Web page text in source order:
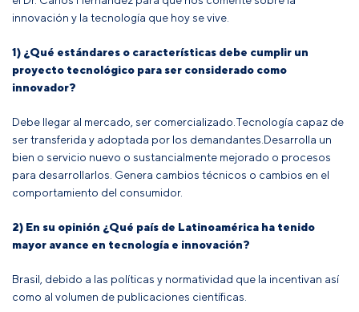
innovación y la tecnología que hoy se vive.
1) ¿Qué estándares o características debe cumplir un
proyecto tecnológico para ser considerado como
innovador?
Debe llegar al mercado, ser comercializado. Tecnología capaz de
ser transferida y adoptada por los demandantes. Desarrolla un
bien o servicio nuevo o sustancialmente mejorado o procesos
para desarrollarlos. Genera cambios técnicos o cambios en el
comportamiento del consumidor.
2) En su opinión ¿Qué país de Latinoamérica ha tenido
mayor avance en tecnología e innovación?
Brasil, debido a las políticas y normatividad que la incentivan así
como al volumen de publicaciones científicas.